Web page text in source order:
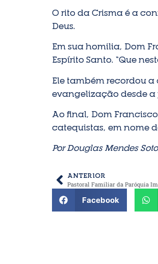
O rito da Crisma é a
Deus.
Em sua homilia, Dom
Espírito Santo. “Que
Ele também recordou a
evangelização desde a
Ao final, Dom
catequistas, em nome
Por Douglas Mendes Soto
ANTERIOR
Facebook